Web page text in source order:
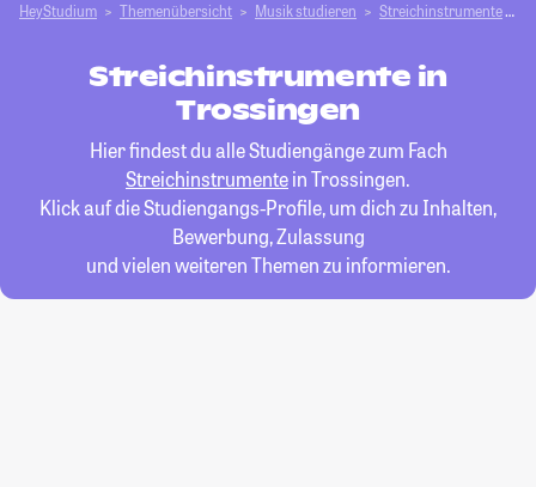
HeyStudium Themenübersicht Musik studieren Streichinstrumente
Streichinstrumente in
Trossingen
Hier findest du alle Studiengänge zum Fach
Streichinstrumentein Trossingen.
Klick auf die Studiengangs-Profile, um dich zu Inhalten,
Bewerbung, Zulassung
und vielen weiteren Themen zu informieren.